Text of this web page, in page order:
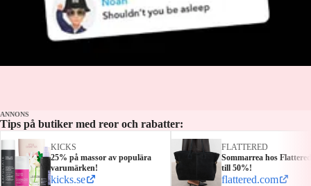
ANNONS
Tips på butiker med reor och rabatter:
KICKS
25% på massor av populära
varumärken!
kicks.se
FLATTERED
Sommarrea hos
till 50%!
flattered.com